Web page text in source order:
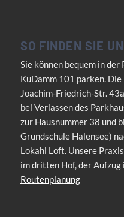
SO FINDEN SIE
Sie können bequem in
KuDamm 101 parken.
Joachim-Friedrich-Str.
bei Verlassen des
zur Hausnummer 38 und
Grundschule Halensee)
Lokahi Loft. Unsere
im dritten Hof, der Aufzug
Routenplanung